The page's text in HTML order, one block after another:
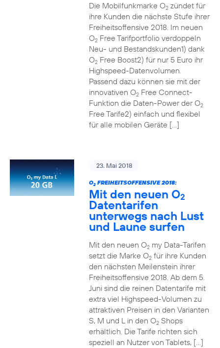
Die Mobilfunkmarke O2zündet für
ihre Kunden die nächste Stufe ihrer
Freiheitsoffensive 2018. Im neuen
O2Free Tarifportfolio verdoppeln
Neu- und Bestandskunden1) dank
O2Free Boost2) für nur 5 Euro ihr
Highspeed-Datenvolumen.
Passend dazu können sie mit der
innovativen O2Free Connect-
Funktion die Daten-Power der O2
Free Tarife2) einfach und flexibel
für alle mobilen Geräte […]
23. Mai 2018
O2FREIHEITSOFFENSIVE 2018:
Mit den neuen O2
Datentarifen
unterwegs nach Lust
und Laune surfen
Mit den neuen O2my Data-Tarifen
setzt die Marke O2für ihre Kunden
den nächsten Meilenstein ihrer
Freiheitsoffensive 2018. Ab dem 5.
Juni sind die reinen Datentarife mit
extra viel Highspeed-Volumen zu
attraktiven Preisen in den Varianten
S, M und L in den O2Shops
erhältlich. Die Tarife richten sich
speziell an Nutzer von Tablets, […]